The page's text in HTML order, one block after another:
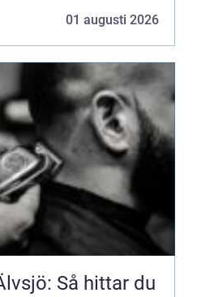
01 augusti 2026
Så hittar du